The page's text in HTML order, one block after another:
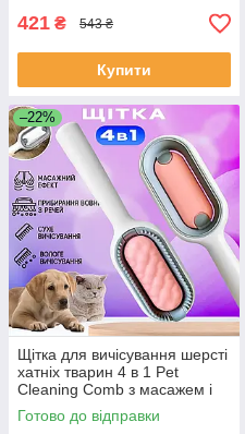
421 ₴ 543 ₴
Купити
–22%
Щітка для вичісування шерсті
хатніх тварин 4 в 1 Pet
Cleaning Comb з масажем і
чищенням речей Pink W28
ЕКОБОКС
Готово до відправки